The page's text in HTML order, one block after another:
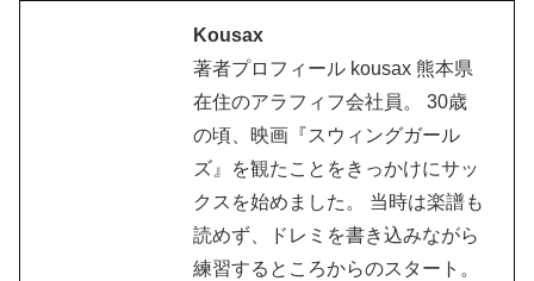
Kousax
著者プロフィール kousax 熊本県
在住のアラフィフ会社員。 30歳
の頃、映画『スウィングガール
ズ』を観たことをきっかけにサッ
クスを始めました。 当時は楽譜も
読めず、ドレミを書き込みながら
練習するところからのスタート。